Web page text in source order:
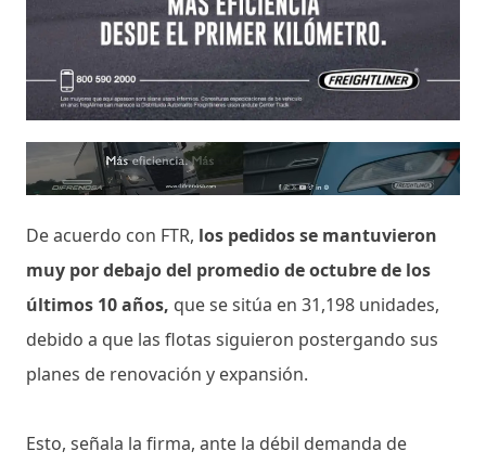
De acuerdo con FTR, los pedidos se mantuvieron
muy por debajo del promedio de octubre de los
últimos 10 años, que se sitúa en 31,198 unidades,
debido a que las flotas siguieron postergando sus
planes de renovación y expansión.
Esto, señala la firma, ante la débil demanda de